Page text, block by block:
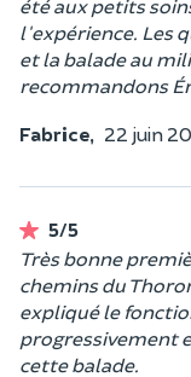
été aux petits
l'expérience. Les
et la balade au
recommandons
Fabrice, 22 juin
5/5
Très bonne
chemins du
expliqué le
progressivement
cette balade.